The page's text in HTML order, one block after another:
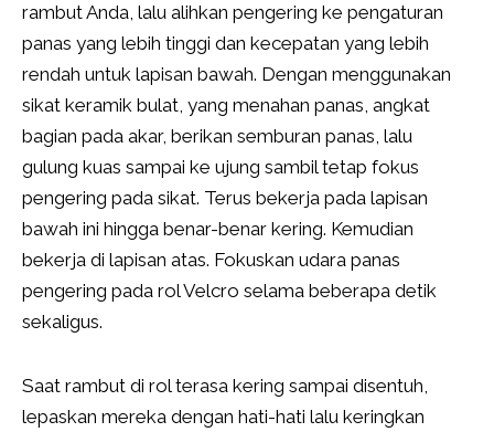
rambut Anda, lalu alihkan pengering ke pengaturan
panas yang lebih tinggi dan kecepatan yang lebih
rendah untuk lapisan bawah. Dengan menggunakan
sikat keramik bulat, yang menahan panas, angkat
bagian pada akar, berikan semburan panas, lalu
gulung kuas sampai ke ujung sambil tetap fokus
pengering pada sikat. Terus bekerja pada lapisan
bawah ini hingga benar-benar kering. Kemudian
bekerja di lapisan atas. Fokuskan udara panas
pengering pada rol Velcro selama beberapa detik
sekaligus.
Saat rambut di rol terasa kering sampai disentuh,
lepaskan mereka dengan hati-hati lalu keringkan